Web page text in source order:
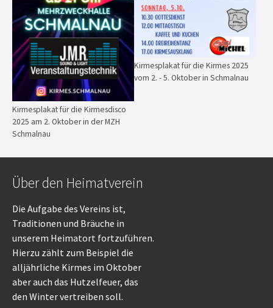
Kirmesplakat für die Kirmesdisco
2025 am 2. Oktober in der MZH
Schmalnau
Kirmesplakat für die Kirmes 2025
vom 2. - 5. Oktober in Schmalnau
Über den Heimatverein
Die Aufgabe des Vereins ist,
Traditionen und Bräuche in
unserem Heimatort fortzuführen.
Hierzu zählt zum Beispiel die
alljährliche Kirmes im Oktober
aber auch das Hutzelfeuer, das
den Winter vertreiben soll.